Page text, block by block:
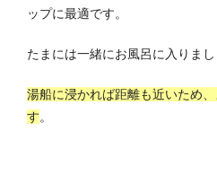
ップに最適です。
たまには一緒にお風呂に入りまし
湯船に浸かれば距離も近いため
す。